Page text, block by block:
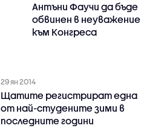
Антъни Фаучи да бъде
обвинен в неуважение
към Конгреса
29 ян 2014
Щатите регистрират една
от най-студените зими в
последните години